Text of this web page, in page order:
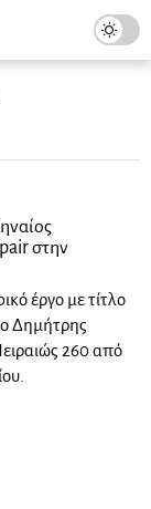
στην
έργο με τίτλο
ο Δημήτρης
260 από